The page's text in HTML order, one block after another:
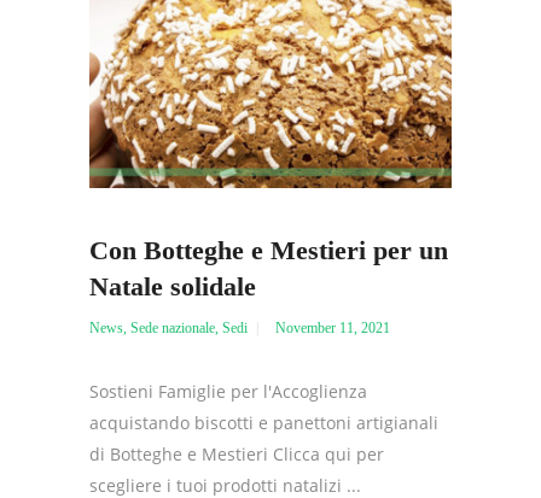
Con Botteghe e Mestieri per un
Natale solidale
News Sede nazionale Sedi November 11, 2021
Sostieni Famiglie per l'Accoglienza
acquistando biscotti e panettoni artigianali
di Botteghe e Mestieri Clicca qui per
scegliere i tuoi prodotti natalizi ...